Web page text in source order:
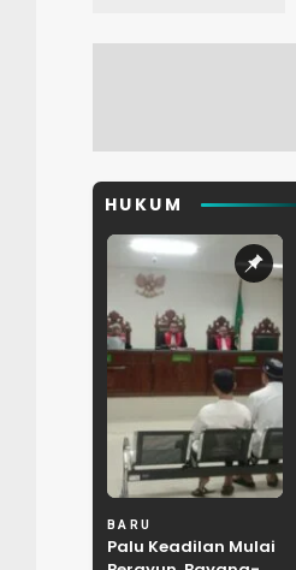
HUKUM
BARU
Palu Keadilan Mulai